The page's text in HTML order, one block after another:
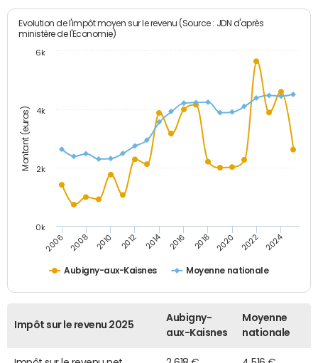
Montant (euros)
Evolution de l'impôt moyen sur le revenu (Source : JDN d'après
ministère de l'Economie)
Aubigny-aux-Kaisnes Moyenne nationale
2006 2008 2010 2012 2014 2016 2018 2020 2022 2024
0k
2k
4k
6k
Impôt sur le revenu 2025
Aubigny-
aux-Kaisnes
Moyenne
nationale